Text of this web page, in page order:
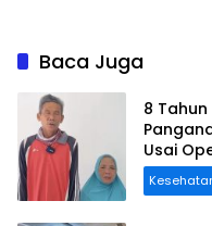
Baca Juga
8
Usai